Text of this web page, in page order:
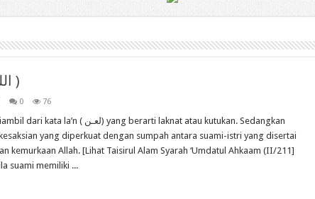
4. Talak Li’aan (اللعان )
0 76
yang diperkuat dengan sumpah antara suami-istri yang disertai
kemurkaan Allah. [Lihat Taisirul Alam Syarah ‘Umdatul Ahkaam (II/211]
suami memiliki ...